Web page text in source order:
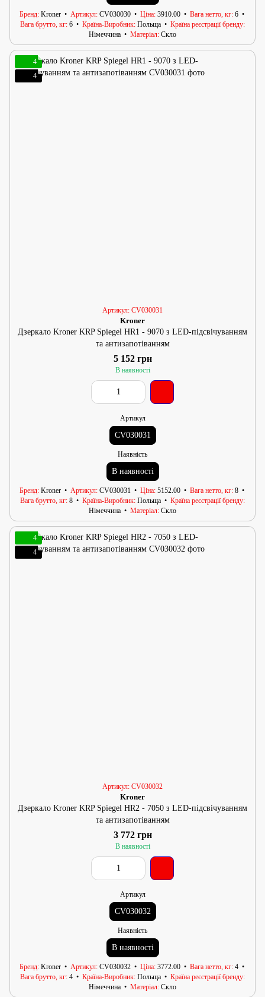
Бренд Kroner Артикул CV030030 Ціна 3910.00 Вага нетто, кг 6
Вага брутто, кг 6 Країна-Виробник Польща
Країна реєстрації бренду
Німеччина
Матеріал Скло
4
4
Артикул: CV030031
Kroner
Дзеркало Kroner KRP Spiegel HR1 - 9070 з LED-підсвічуванням
та антизапотіванням
5 152 грн
В наявності
Артикул
CV030031
Наявність
В наявності
Бренд Kroner Артикул CV030031 Ціна 5152.00 Вага нетто, кг 8
Вага брутто, кг 8 Країна-Виробник Польща
Країна реєстрації бренду
Німеччина
Матеріал Скло
4
4
Артикул: CV030032
Kroner
Дзеркало Kroner KRP Spiegel HR2 - 7050 з LED-підсвічуванням
та антизапотіванням
3 772 грн
В наявності
Артикул
CV030032
Наявність
В наявності
Бренд Kroner Артикул CV030032 Ціна 3772.00 Вага нетто, кг 4
Вага брутто, кг 4 Країна-Виробник Польща
Країна реєстрації бренду
Німеччина
Матеріал Скло